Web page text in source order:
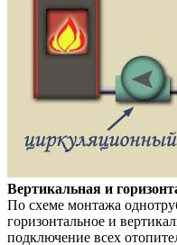
Вертикальная и
По схеме монтажа
горизонтальное и
подключение всех